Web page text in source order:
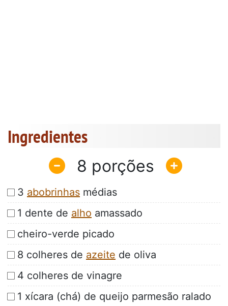
Ingredientes
8
3 abobrinhas médias
1 dente de alho amassado
cheiro-verde picado
8 colheres de azeite de oliva
4 colheres de vinagre
1 xícara (chá) de queijo parmesão ralado